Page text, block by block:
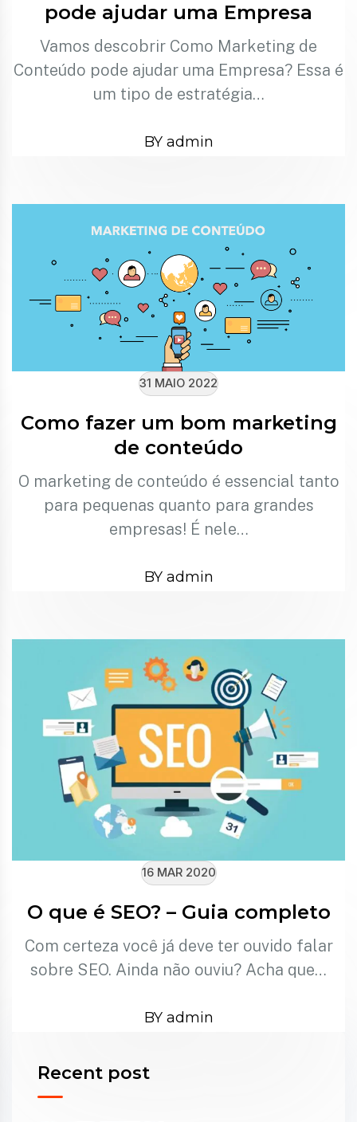
pode ajudar uma Empresa
Vamos descobrir Como Marketing de
Conteúdo pode ajudar uma Empresa? Essa é
um tipo de estratégia…
BY admin
31 MAIO 2022
Como fazer um bom marketing
de conteúdo
O marketing de conteúdo é essencial tanto
para pequenas quanto para grandes
empresas! É nele…
BY admin
16 MAR 2020
O que é SEO? – Guia completo
Com certeza você já deve ter ouvido falar
sobre SEO. Ainda não ouviu? Acha que…
BY admin
Recent post